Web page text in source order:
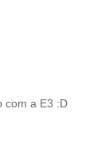
com a E3 :D